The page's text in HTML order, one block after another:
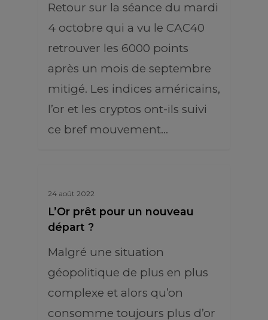
Retour sur la séance du mardi
4 octobre qui a vu le CAC40
retrouver les 6000 points
après un mois de septembre
mitigé. Les indices américains,
l’or et les cryptos ont-ils suivi
ce bref mouvement…
24 août 2022
L’Or prêt pour un nouveau
départ ?
Malgré une situation
géopolitique de plus en plus
complexe et alors qu’on
consomme toujours plus d’or